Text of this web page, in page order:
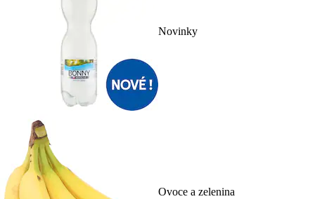
Novinky
Ovoce a zelenina